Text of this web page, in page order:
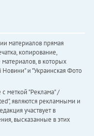
материалов прямая
копирование,
в которых
Новини" и "Украинская Фото
меткой "Реклама" /
являются рекламными и
участвует в
высказанные в этих